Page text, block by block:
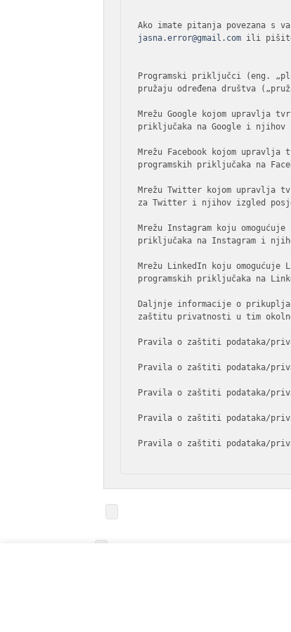
jasna.error@gmail.com ili pišite
Programski priključci (eng.
pružaju određena društva
Mrežu Google kojom upravlja
priključaka na Google i
Mrežu Facebook kojom
programskih priključaka na
Mrežu Twitter kojom upravlja
za Twitter i njihov izgled
Mrežu Instagram koju
priključaka na Instagram i
Mrežu LinkedIn koju
programskih priključaka na
Daljnje informacije o
zaštitu privatnosti u tim
Pravila o zaštiti podataka/
Pravila o zaštiti podataka/
Pravila o zaštiti podataka/
Pravila o zaštiti podataka/
Pravila o zaštiti podataka/